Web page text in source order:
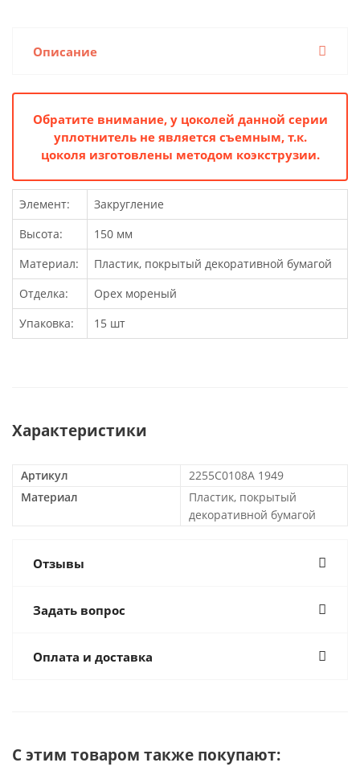
Описание
Обратите внимание, у цоколей данной серии
уплотнитель не является съемным, т.к.
цоколя изготовлены методом коэкструзии.
Элемент:
Закругление
Высота:
150 мм
Материал:
Пластик, покрытый декоративной бумагой
Отделка:
Орех мореный
Упаковка:
15 шт
Характеристики
Артикул
2255C0108A 1949
Материал
Пластик, покрытый
декоративной бумагой
Отзывы
Задать вопрос
Оплата и доставка
С этим товаром также покупают: